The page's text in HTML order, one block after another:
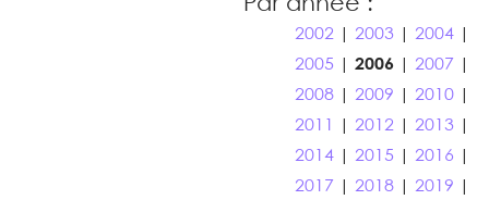
Par année :
2002 |2003 |2004
2005 |2006 |2007
2008 |2009 |2010
2011
|2012 |2013
2014 |2015 |2016
2017 |2018 |2019